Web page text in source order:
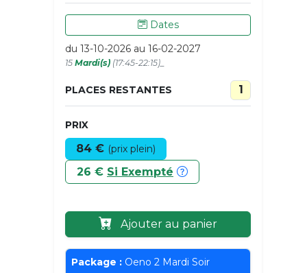
Dates
du 13-10-2026 au 16-02-2027
15 Mardi(s) (17:45-22:15)_
PLACES RESTANTES 1
PRIX
84 € (prix plein)
26 € Si Exempté
Ajouter au panier
Package : Oeno 2 Mardi Soir